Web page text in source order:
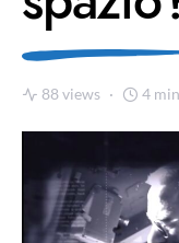
88 views 4